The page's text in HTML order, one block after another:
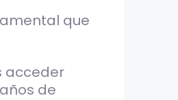
que
acceder
de